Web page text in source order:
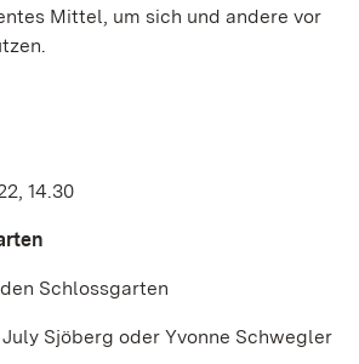
Mittel, um sich und andere vor
14.30
Schlossgarten
Sjöberg oder Yvonne Schwegler